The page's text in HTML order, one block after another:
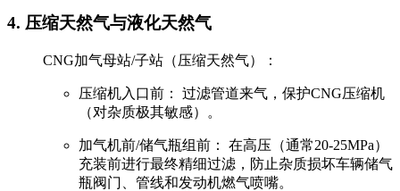
‌4. 压缩天然气与液化天然气‌
‌CNG加气母站/子站（压缩天然气）：‌
‌压缩机入口前：‌ 过滤管道来气，保护CNG压缩机
（对杂质极其敏感）。
‌加气机前/储气瓶组前：‌ 在高压（通常20-25MPa）
充装前进行最终精细过滤，防止杂质损坏车辆储气
瓶阀门、管线和发动机燃气喷嘴。